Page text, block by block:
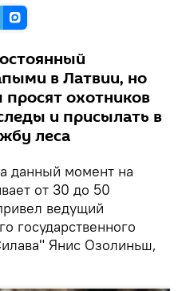
в Латвии, но
охотников
и присылать в
леса
данный момент на
от 30 до 50
ведущий
государственного
Янис Озолиньш,